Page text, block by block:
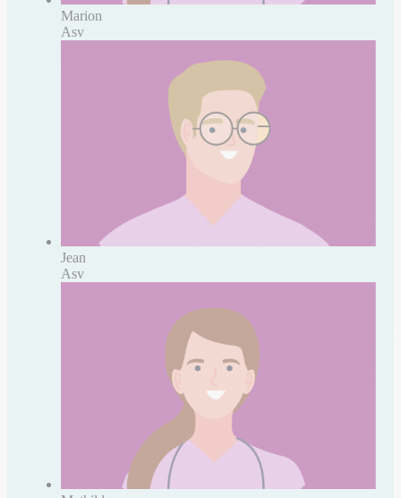
Marion
Asv
Jean
Asv